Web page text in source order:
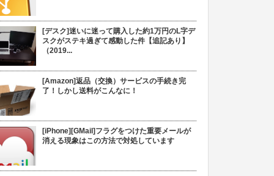
[デスク]迷いに迷って購入した約1万円のL字デ
スクがステキ過ぎて感動した件【追記あり】
（2019...
[Amazon]返品（交換）サービスの手続き完
了！しかし送料がこんなに！
[iPhone][GMail]フラグをつけた重要メールが
消える現象はこの方法で対処しています